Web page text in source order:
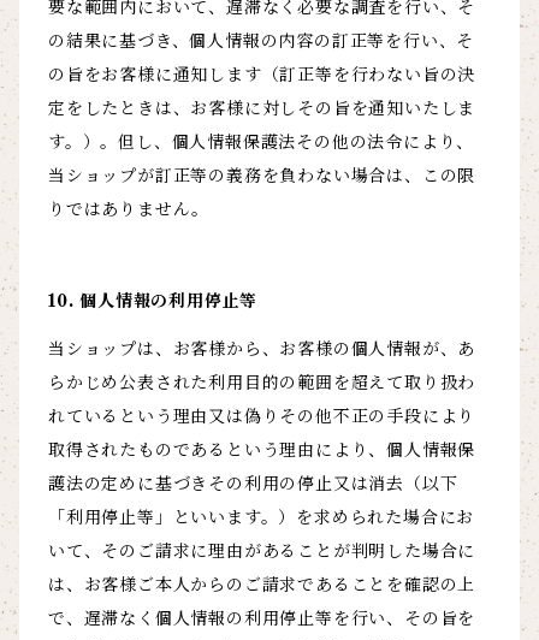
要な範囲内において、遅滞なく必要な調査を行い、そ
の結果に基づき、個人情報の内容の訂正等を行い、そ
の旨をお客様に通知します（訂正等を行わない旨の決
定をしたときは、お客様に対しその旨を通知いたしま
す。）。但し、個人情報保護法その他の法令により、
当ショップが訂正等の義務を負わない場合は、この限
りではありません。
10. 個人情報の利用停止等
当ショップは、お客様から、お客様の個人情報が、あ
らかじめ公表された利用目的の範囲を超えて取り扱わ
れているという理由又は偽りその他不正の手段により
取得されたものであるという理由により、個人情報保
護法の定めに基づきその利用の停止又は消去（以下
「利用停止等」といいます。）を求められた場合にお
いて、そのご請求に理由があることが判明した場合に
は、お客様ご本人からのご請求であることを確認の上
で、遅滞なく個人情報の利用停止等を行い、その旨を